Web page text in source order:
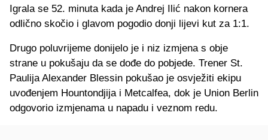
Igrala se 52. minuta kada je Andrej Ilić nakon kornera
odlično skočio i glavom pogodio donji lijevi kut za 1:1.
Drugo poluvrijeme donijelo je i niz izmjena s obje
strane u pokušaju da se dođe do pobjede. Trener St.
Paulija Alexander Blessin pokušao je osvježiti ekipu
uvođenjem Hountondjija i Metcalfea, dok je Union Berlin
odgovorio izmjenama u napadu i veznom redu.